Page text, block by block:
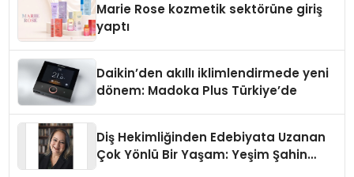
Marie Rose kozmetik sektörüne giriş
yaptı
Daikin’den akıllı iklimlendirmede yeni
dönem: Madoka Plus Türkiye’de
Diş Hekimliğinden Edebiyata Uzanan
Çok Yönlü Bir Yaşam: Yeşim Şahin